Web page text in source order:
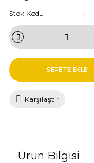
Stok Kodu
SEPETE EKLE
Karşılaştır
Ürün Bilgisi